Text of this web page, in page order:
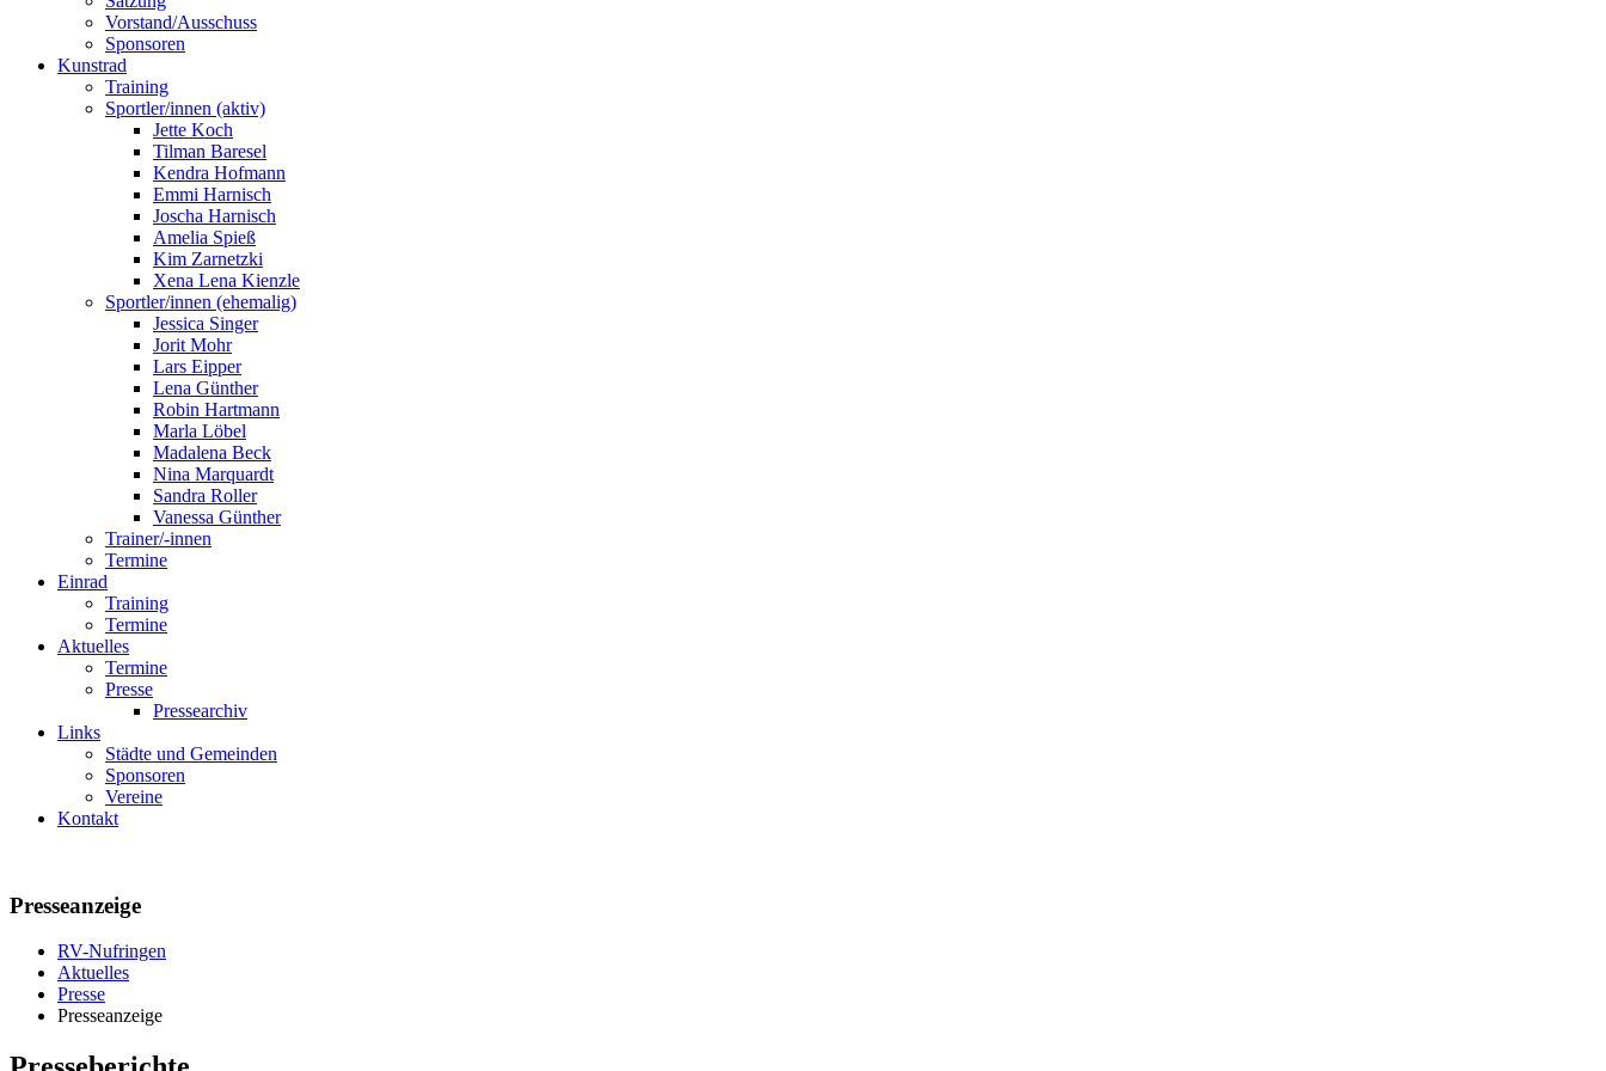
Vorstand/Ausschuss
Sponsoren
Kunstrad
Training
Sportler/innen (aktiv)
Jette Koch
Tilman Baresel
Kendra Hofmann
Emmi Harnisch
Joscha Harnisch
Amelia Spieß
Kim Zarnetzki
Xena Lena Kienzle
Sportler/innen (ehemalig)
Jessica Singer
Jorit Mohr
Lars Eipper
Lena Günther
Robin Hartmann
Marla Löbel
Madalena Beck
Nina Marquardt
Sandra Roller
Vanessa Günther
Trainer/-innen
Termine
Einrad
Training
Termine
Aktuelles
Termine
Presse
Pressearchiv
Links
Städte und Gemeinden
Sponsoren
Vereine
Kontakt
Presseanzeige
RV-Nufringen
Aktuelles
Presse
Presseanzeige